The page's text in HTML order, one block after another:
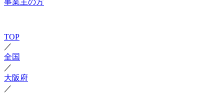
事業主の方
TOP
／
全国
／
大阪府
／